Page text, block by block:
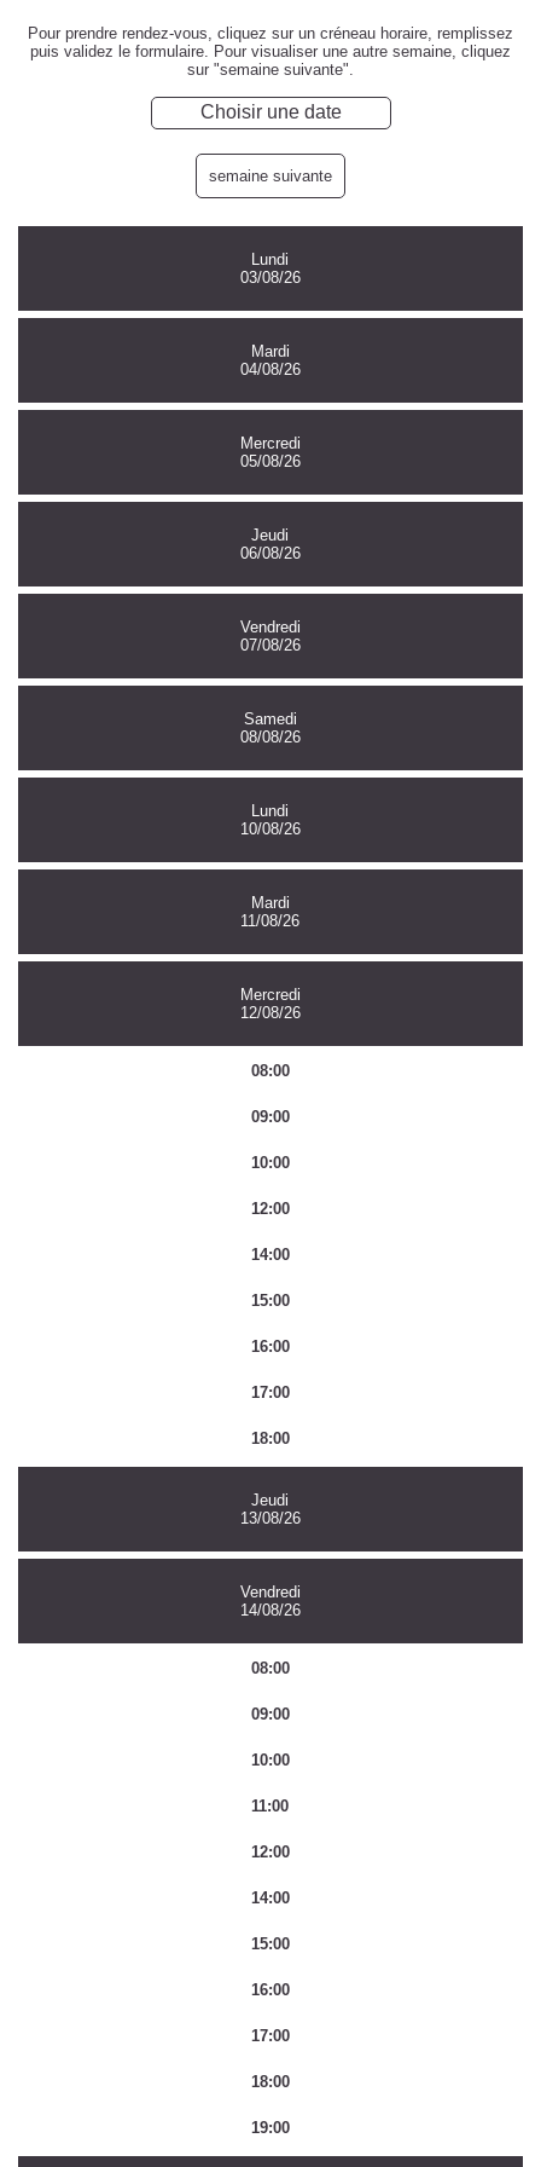
Pour prendre rendez-vous, cliquez sur un créneau horaire, remplissez
puis validez le formulaire. Pour visualiser une autre semaine, cliquez
sur "semaine suivante".
semaine suivante
Lundi
03/08/26
Mardi
04/08/26
Mercredi
05/08/26
Jeudi
06/08/26
Vendredi
07/08/26
Samedi
08/08/26
Lundi
10/08/26
Mardi
11/08/26
Mercredi
12/08/26
08:00
09:00
10:00
12:00
14:00
15:00
16:00
17:00
18:00
Jeudi
13/08/26
Vendredi
14/08/26
08:00
09:00
10:00
11:00
12:00
14:00
15:00
16:00
17:00
18:00
19:00